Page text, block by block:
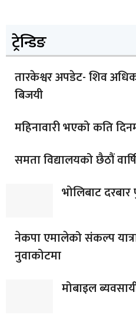
ट्रेन्डिङ
तारकेश्वर अपडेट- शिव
बिजयी
महिनावारी भएको कति
समता विद्यालयको छैठौं
भोलिबाट दरबार
नेकपा एमालेको संकल्प
नुवाकोटमा
मोबाइल